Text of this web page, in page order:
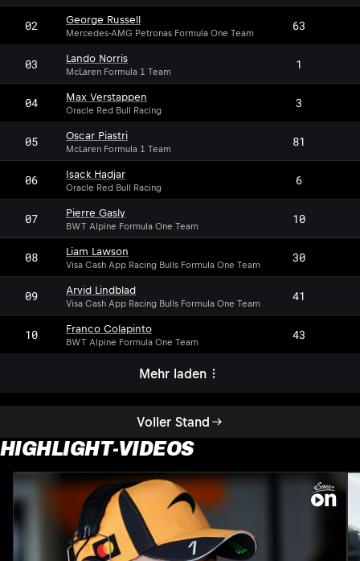
Voller Stand
02 George Russell
Mercedes-AMG Petronas Formula One Team 63
03 Lando Norris
McLaren Formula 1 Team 1
04 Max Verstappen
Oracle Red Bull Racing 3
05 Oscar Piastri
McLaren Formula 1 Team 81
06 Isack Hadjar
Oracle Red Bull Racing 6
07 Pierre Gasly
BWT Alpine Formula One Team 10
08 Liam Lawson
Visa Cash App Racing Bulls Formula One Team 30
09 Arvid Lindblad
Visa Cash App Racing Bulls Formula One Team 41
10 Franco Colapinto
BWT Alpine Formula One Team 43
Mehr laden
HIGHLIGHT-VIDEOS